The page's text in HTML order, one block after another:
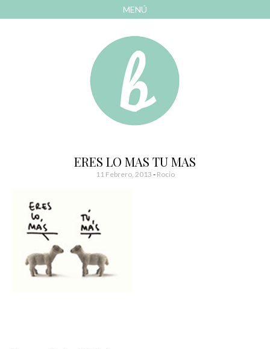
MENÚ
Bonitismos
ERES LO MAS TU MAS
11 Febrero, 2013 - Rocio